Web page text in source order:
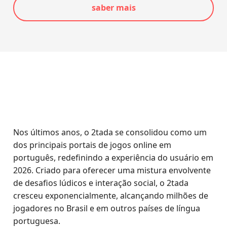
saber mais
Nos últimos anos, o 2tada se consolidou como um
dos principais portais de jogos online em
português, redefinindo a experiência do usuário em
2026. Criado para oferecer uma mistura envolvente
de desafios lúdicos e interação social, o 2tada
cresceu exponencialmente, alcançando milhões de
jogadores no Brasil e em outros países de língua
portuguesa.